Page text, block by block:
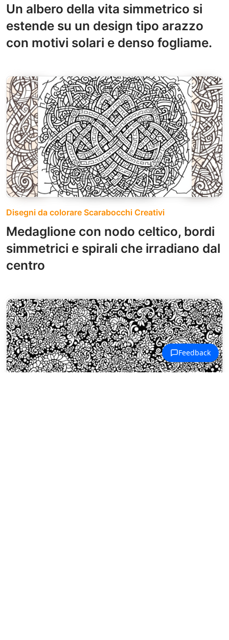
Un albero della vita simmetrico si
estende su un design tipo arazzo
con motivi solari e denso fogliame.
Disegni da colorare Scarabocchi Creativi
Medaglione con nodo celtico, bordi
simmetrici e spirali che irradiano dal
centro